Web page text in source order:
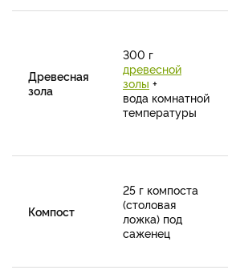
Древесная
зола
300 г
древесной
золы +
вода комнатной
температуры
Компост
25 г компоста
(столовая
ложка) под
саженец